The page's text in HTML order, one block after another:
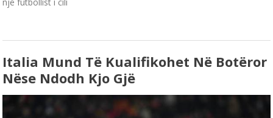
Italia Mund Të Kualifikohet Në Botëror
Nëse Ndodh Kjo Gjë